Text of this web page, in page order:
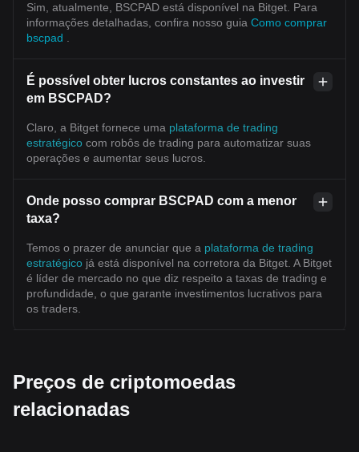
Sim, atualmente, BSCPAD está disponível na Bitget. Para
informações detalhadas, confira nosso guia Como comprar
bscpad
É possível obter lucros constantes ao investir
em BSCPAD?
Claro, a Bitget fornece uma plataforma de trading
estratégico com robôs de trading para automatizar suas
operações e aumentar seus lucros.
Onde posso comprar BSCPAD com a menor
taxa?
Temos o prazer de anunciar que a plataforma de trading
estratégico já está disponível na corretora da Bitget. A Bitget
é líder de mercado no que diz respeito a taxas de trading e
profundidade, o que garante investimentos lucrativos para
os traders.
Preços de criptomoedas
relacionadas